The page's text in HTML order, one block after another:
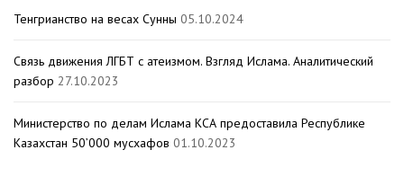
Тенгрианство на весах Сунны 05.10.2024
Связь движения ЛГБТ с атеизмом. Взгляд Ислама. Аналитический
разбор 27.10.2023
Министерство по делам Ислама КСА предоставила Республике
Казахстан 50’000 мусхафов 01.10.2023